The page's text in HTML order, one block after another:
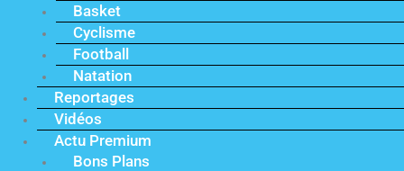
Basket
Cyclisme
Football
Natation
Reportages
Vidéos
Actu Premium
Bons Plans